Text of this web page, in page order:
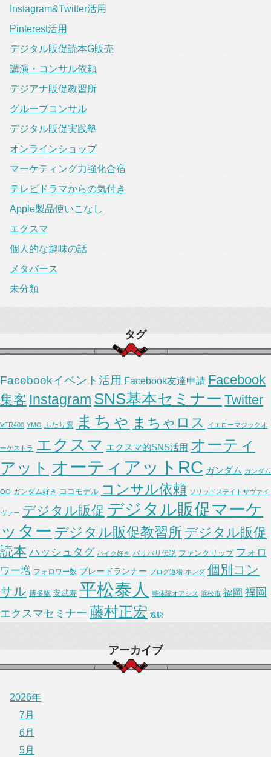
Instagram&Twitter活用
Pinterest活用
デジタル販促読本G販売
講演・コンサル依頼
デジアナ販促教習所
グループコンサル
デジタル販促実践塾
オンラインショップ
マーケティング力強化合宿
テレビドラマからの気付き
Apple製品使いこなし
エクスマ
個人的な趣味の話
メタバース
未分類
タグ
Facebookイベント活用 Facebook友達申請 Facebook
集客 Instagram SNS基本セミナー Twitter
VFR400 YMO ふたり鷹 まちゃ まちゃロス イエローマジックオ
ーケストラ エクスマ エクスマ的SNS活用 オーティ
アット オーティアットRC ガンダム ガンダム
OO ガンダム好き ココモデル コンサル依頼 ソリッドステイトサヴァイ
ヴァー デジタル販促 デジタル販促マーケ
ッター デジタル販促教習所 デジタル販促
読本 ハッシュタグ バイク好き バリバリ伝説 ファンクリップ フォロ
ワー増 フォロワー数 ブレードランナー ブログ道場 ホンダ 個別コン
サル 博多駅 安武寿 平松泰人 整体院オアシス 浜松市 福岡 福岡
エクスマセミナー 藤村正宏 逸脱
アーカイブ
2026年
7月
6月
5月